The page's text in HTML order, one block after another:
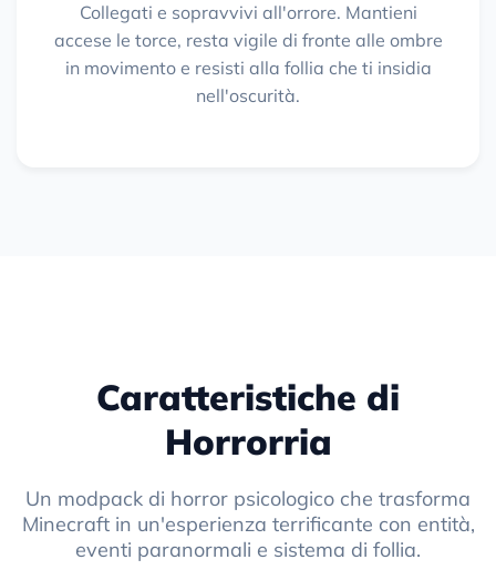
Collegati e sopravvivi all'orrore. Mantieni
accese le torce, resta vigile di fronte alle ombre
in movimento e resisti alla follia che ti insidia
nell'oscurità.
Caratteristiche di
Horrorria
Un modpack di horror psicologico che trasforma
Minecraft in un'esperienza terrificante con entità,
eventi paranormali e sistema di follia.